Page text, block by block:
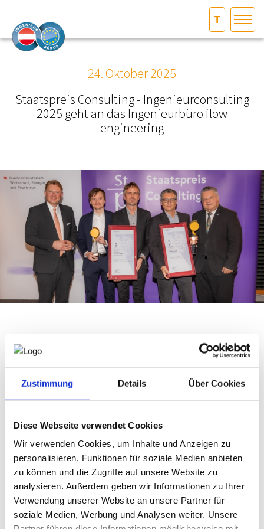
Zustimmung Details Über Cookies
Diese Webseite verwendet Cookies
Wir verwenden Cookies, um Inhalte und Anzeigen zu
personalisieren, Funktionen für soziale Medien anbieten
zu können und die Zugriffe auf unsere Website zu
analysieren. Außerdem geben wir Informationen zu Ihrer
Verwendung unserer Website an unsere Partner für
soziale Medien, Werbung und Analysen weiter. Unsere
T
DAS INGENIEURBÜRO
MITGLIEDER­VERZEICHNIS
SERVICE
KONTAKT
TINIP
24. Oktober 2025
Staatspreis Consulting - Ingenieurconsulting
2025 geht an das Ingenieurbüro flow
engineering
Staatspreis Consulting - Ingenieurconsulting 2025
Am 23.10.2025 wurde der Staatspreis Ingenieurconsulting
2025 vom Bundesministerium für Wirtschaft, Energie und
Tourismus gemeinsam mit der ACA (Austrian Consultants
Fachverbandes Ingenieurbüros der Wirtschaftskammer
Bundeskammer der Ziviltechniker:innen, verliehen.
Gewinner ist das Ingenieurbüro flow engineering mit dem
Projekt "System für die Echtzeit-Hochwasserprognose"
Im Projekt LOCALIENCE entwickelten die Firmen flow
engineering und JR-AquaConSol im Auftrag der steirischen
Landesregierung ein operationelles